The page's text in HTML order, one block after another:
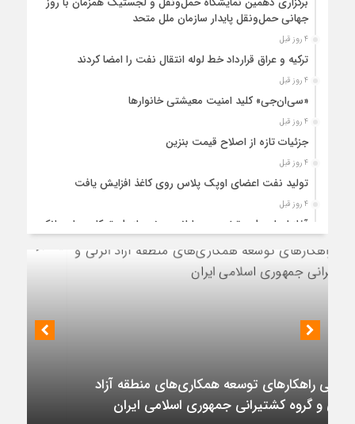
جهانی حمل‌ونقل پایدار سازمان ملل متحد
4 روز قبل
ترکیه و عراق قرارداد خط لوله انتقال نفت را امضا کردند
4 روز قبل
«سی‌ان‌جی» کلید امنیت معیشتی خانوارها
4 روز قبل
جزئیات تازه از اصلاح قیمت بنزین
4 روز قبل
تولید نفت اعضای اوپک پلاس روی کاغذ افزایش یافت
4 روز قبل
آغاز اجرای طرح تخصیص یارانه سوخت از طریق کارت‌های بانکی
عملیات اجرایی پروژه تصفیه پساب شهری؛ پتروشیمی تبریز در
مسیر تحقق صنعت سبز
مزیت قیمتی CNG؛ سوختی پاک برای کاهش هزینه خانوار و
واردات بنزین
ظرفیت پالایش جهانی به کمترین میزان در برابر تقاضای نفت
رسیده است
نشست رئیس هیأت مدیره گروه سرمایه‌گذاری اهداف با مدیران ارشد شرکت
تأکید بر تداوم حمایت از فاز دوم توسعه میدان
نفتی آذر